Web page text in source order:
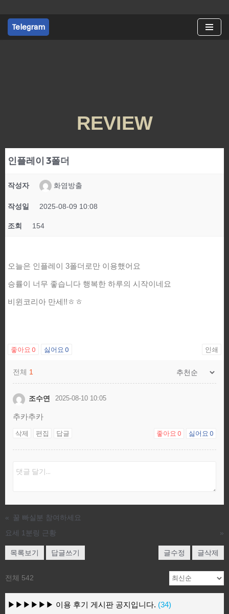
콘
Telegram
REVIEW
인플레이 3폴더
작성자 화염방출
작성일 2025-08-09 10:08
조회 154
오늘은 인플레이 3폴더로만 이용했어요
승률이 너무 좋습니다 행복한 하루의 시작이네요
비윈코리아 만세!!ㅎㅎ
좋아요0 싫어요0 인쇄
전체 1
조수연 2025-08-10 10:05
추카추카
삭제 편집 답글 좋아요 0 싫어요 0
« 꿀 빠실분 참여하세요
요세 1분링 근황
»
목록보기 답글쓰기 글수정 글삭제
전체 542
▶▶▶▶▶▶ 이용 후기 게시판 공지입니다. (34)